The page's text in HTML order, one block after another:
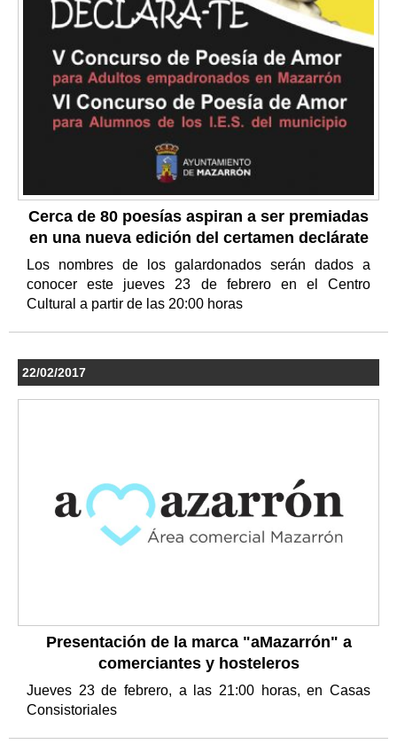
Cerca de 80 poesías aspiran a ser premiadas
en una nueva edición del certamen declárate
Los nombres de los galardonados serán dados a
conocer este jueves 23 de febrero en el Centro
Cultural a partir de las 20:00 horas
22/02/2017
Presentación de la marca "aMazarrón" a
comerciantes y hosteleros
Jueves 23 de febrero, a las 21:00 horas, en Casas
Consistoriales